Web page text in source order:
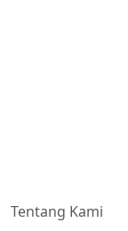
Tentang Kami